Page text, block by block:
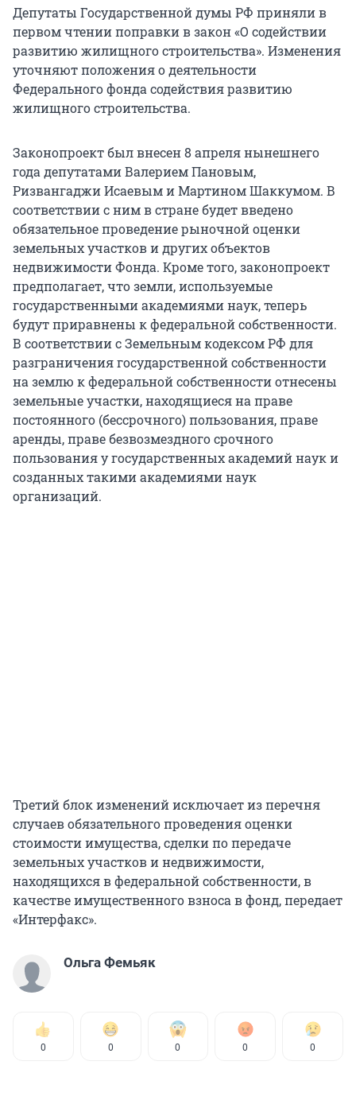
Депутаты Государственной думы РФ приняли в
первом чтении поправки в закон «О содействии
развитию жилищного строительства». Изменения
уточняют положения о деятельности
Федерального фонда содействия развитию
жилищного строительства.
Законопроект был внесен 8 апреля нынешнего
года депутатами Валерием Пановым,
Ризвангаджи Исаевым и Мартином Шаккумом. В
соответствии с ним в стране будет введено
обязательное проведение рыночной оценки
земельных участков и других объектов
недвижимости Фонда. Кроме того, законопроект
предполагает, что земли, используемые
государственными академиями наук, теперь
будут приравнены к федеральной собственности.
В соответствии с Земельным кодексом РФ для
разграничения государственной собственности
на землю к федеральной собственности отнесены
земельные участки, находящиеся на праве
постоянного (бессрочного) пользования, праве
аренды, праве безвозмездного срочного
пользования у государственных академий наук и
созданных такими академиями наук
организаций.
Третий блок изменений исключает из перечня
случаев обязательного проведения оценки
стоимости имущества, сделки по передаче
земельных участков и недвижимости,
находящихся в федеральной собственности, в
качестве имущественного взноса в фонд, передает
«Интерфакс».
Ольга Фемьяк
0 0 0 0 0